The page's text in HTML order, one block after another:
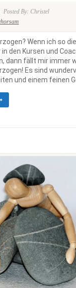
Posted By: Christel
Wenn ich so
den Kursen und
dann fällt mir immer
Es sind
und einem feinen